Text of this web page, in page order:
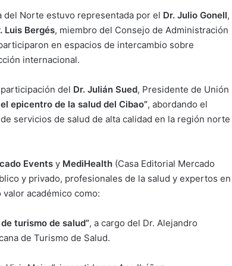
del Norte estuvo representada por el Dr. Julio Gonell,
Luis Bergés, miembro del Consejo de Administración
en espacios de intercambio sobre
internacional.
del Dr. Julián Sued, Presidente de Unión
epicentro de la salud del Cibao”, abordando el
servicios de salud de alta calidad en la región norte
Events y MediHealth (Casa Editorial Mercado
y privado, profesionales de la salud y expertos en
académico como:
turismo de salud”, a cargo del Dr. Alejandro
de Turismo de Salud.